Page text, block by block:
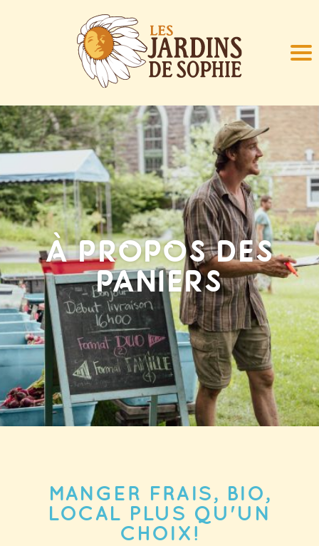
À PROPOS DES
PANIERS
MANGER FRAIS, BIO,
LOCAL PLUS QU'UN
CHOIX!